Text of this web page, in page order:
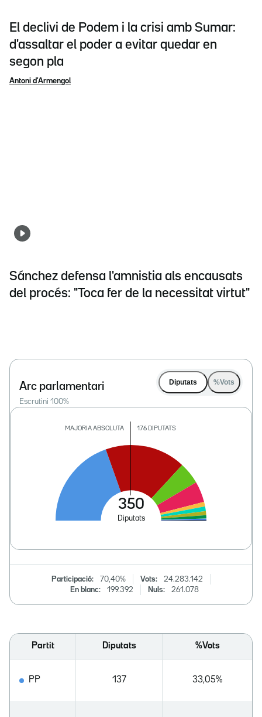
El declivi de Podem i la crisi amb Sumar:
d'assaltar el poder a evitar quedar en
segon pla
Antoni d'Armengol
Sánchez defensa l'amnistia als encausats
del procés: "Toca fer de la necessitat virtut"
Arc parlamentari
Escrutini 100%
Diputats %Vots
Participació: 70,40% Vots:
24.283.142
En blanc:
199.392 Nuls: 261.078
Partit Diputats %Vots
PP 137 33,05%